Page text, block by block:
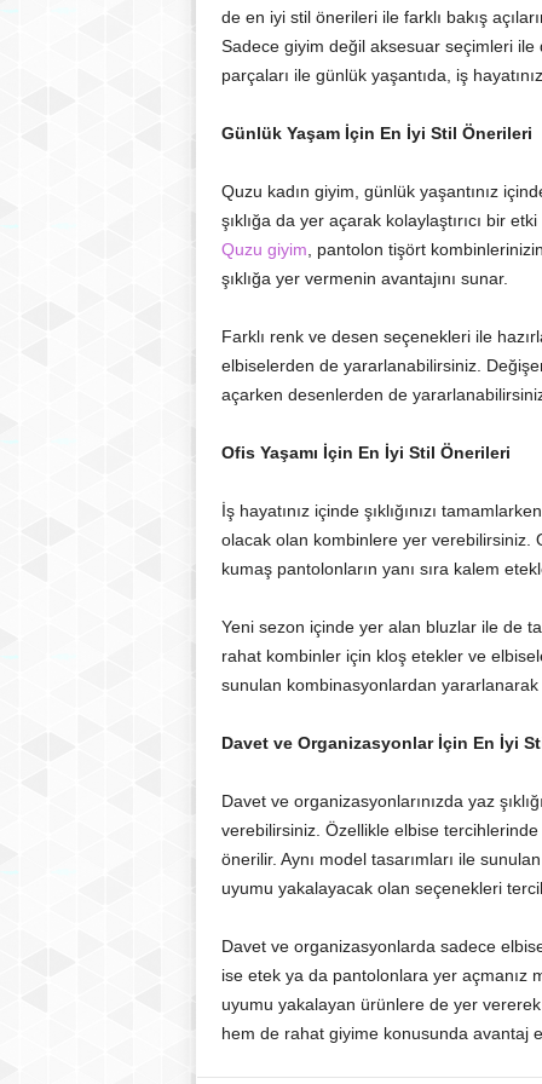
de en iyi stil önerileri ile farklı bakış
Sadece giyim değil aksesuar seçimleri
parçaları ile günlük yaşantıda, iş
Günlük Yaşam İçin En İyi Stil Önerileri
Quzu kadın giyim, günlük yaşantınız
şıklığa da yer açarak kolaylaştırıcı bir
Quzu giyim , pantolon tişört
şıklığa yer vermenin avantajını sunar.
Farklı renk ve desen seçenekleri ile
elbiselerden de yararlanabilirsiniz.
açarken desenlerden de
Ofis Yaşamı İçin En İyi Stil Önerileri
İş hayatınız içinde şıklığınızı
olacak olan kombinlere yer verebilirsiniz.
kumaş pantolonların yanı sıra kalem
Yeni sezon içinde yer alan bluzlar ile de
rahat kombinler için kloş etekler ve
sunulan kombinasyonlardan
Davet ve Organizasyonlar İçin En İyi
Davet ve organizasyonlarınızda yaz
verebilirsiniz. Özellikle elbise tercihlerinde
önerilir. Aynı model tasarımları ile
uyumu yakalayacak olan seçenekleri
Davet ve organizasyonlarda sadece
ise etek ya da pantolonlara yer açmanız
uyumu yakalayan ürünlere de yer
hem de rahat giyime konusunda avantaj